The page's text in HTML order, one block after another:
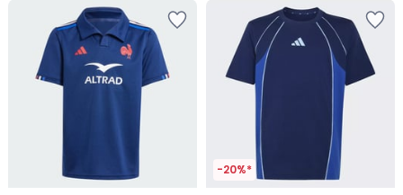
-20%*